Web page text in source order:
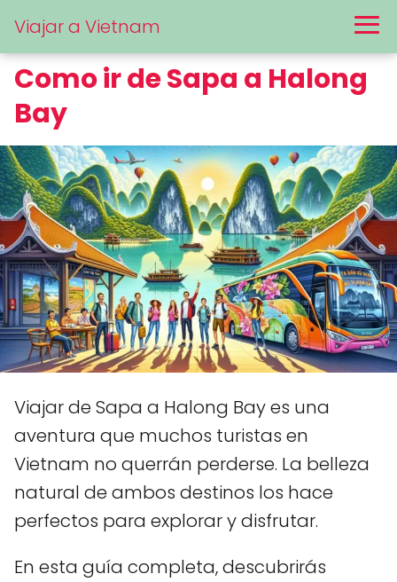
Viajar a Vietnam
Como ir de Sapa a Halong
Bay
Viajar de Sapa a Halong Bay es una
aventura que muchos turistas en
Vietnam no querrán perderse. La belleza
natural de ambos destinos los hace
perfectos para explorar y disfrutar.
En esta guía completa, descubrirás